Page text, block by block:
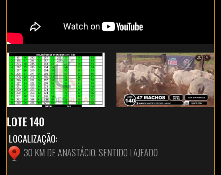
LOTE 140
LOCALIZAÇÃO:
30 KM DE ANASTÁCIO, SENTIDO LAJEADO